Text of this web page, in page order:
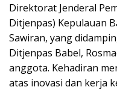
Direktorat Jenderal
Ditjenpas) Kepulauan
Sawiran, yang
Ditjenpas Babel,
anggota. Kehadiran
atas inovasi dan kerja